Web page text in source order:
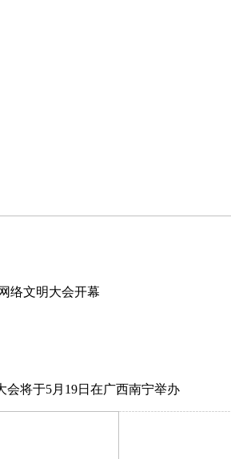
络文明大会开幕
会将于5月19日在广西南宁举办